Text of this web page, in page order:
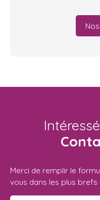
Merci de remplir le
vous dans les plus brefs